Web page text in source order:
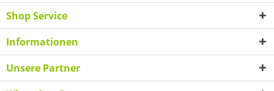
Shop Service
Informationen
Unsere Partner